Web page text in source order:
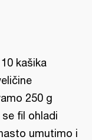
kašika
250 g
fil ohladi
umutimo i